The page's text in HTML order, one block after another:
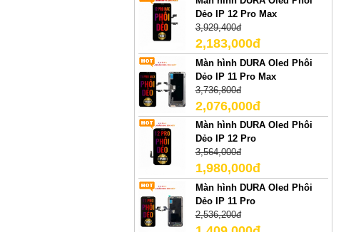
Dẻo IP 12 Pro Max
3,929,400đ
2,183,000đ
Màn hình DURA Oled Phôi
Dẻo IP 11 Pro Max
3,736,800đ
2,076,000đ
Màn hình DURA Oled Phôi
Dẻo IP 12 Pro
3,564,000đ
1,980,000đ
Màn hình DURA Oled Phôi
Dẻo IP 11 Pro
2,536,200đ